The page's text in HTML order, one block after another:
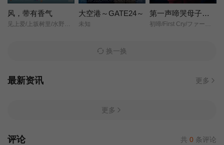
风，带有香气 大空港～GATE24～
未知
第一声啼哭母子救命急救班
换一换
最新资讯 更多
更多
评论 共 0 条评论